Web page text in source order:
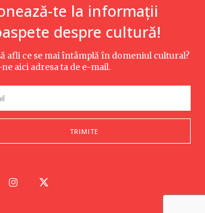
te la informații
despre cultură!
afli ce se mai întâmplă în domeniul cultural?
aici adresa ta de e-mail.
TRIMITE